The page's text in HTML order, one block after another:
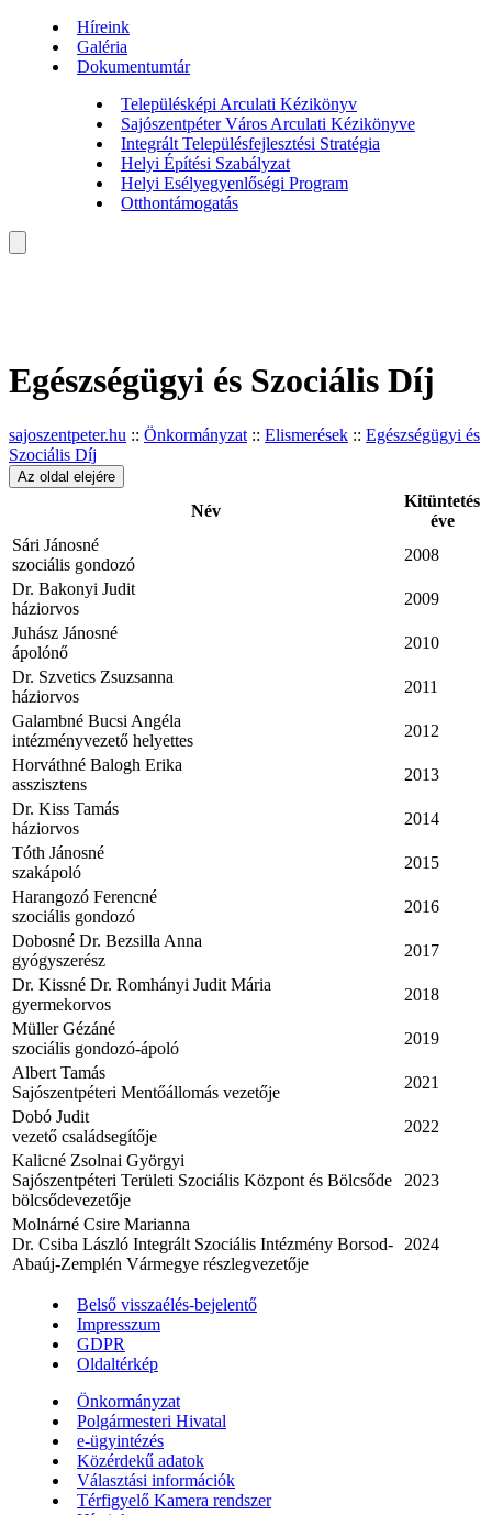
Híreink
Galéria
Dokumentumtár
Településképi Arculati Kézikönyv
Sajószentpéter Város Arculati Kézikönyve
Integrált Településfejlesztési Stratégia
Helyi Építési Szabályzat
Helyi Esélyegyenlőségi Program
Otthontámogatás
Egészségügyi és Szociális Díj
sajoszentpeter.hu :: Önkormányzat :: Elismerések :: Egészségügyi és
Szociális Díj
Az oldal elejére
Név
Kitüntetés
éve
Sári Jánosné
szociális gondozó
2008
Dr. Bakonyi Judit
háziorvos
2009
Juhász Jánosné
ápolónő
2010
Dr. Szvetics Zsuzsanna
háziorvos
2011
Galambné Bucsi Angéla
intézményvezető helyettes
2012
Horváthné Balogh Erika
asszisztens
2013
Dr. Kiss Tamás
háziorvos
2014
Tóth Jánosné
szakápoló
2015
Harangozó Ferencné
szociális gondozó
2016
Dobosné Dr. Bezsilla Anna
gyógyszerész
2017
Dr. Kissné Dr. Romhányi Judit Mária
gyermekorvos
2018
Müller Gézáné
szociális gondozó-ápoló
2019
Albert Tamás
Sajószentpéteri Mentőállomás vezetője
2021
Dobó Judit
vezető családsegítője
2022
Kalicné Zsolnai Györgyi
Sajószentpéteri Területi Szociális Központ és Bölcsőde
bölcsődevezetője
2023
Molnárné Csire Marianna
Dr. Csiba László Integrált Szociális Intézmény Borsod-
Abaúj-Zemplén Vármegye részlegvezetője
2024
Belső visszaélés-bejelentő
Impresszum
GDPR
Oldaltérkép
Önkormányzat
Polgármesteri Hivatal
e-ügyintézés
Közérdekű adatok
Választási információk
Térfigyelő Kamera rendszer